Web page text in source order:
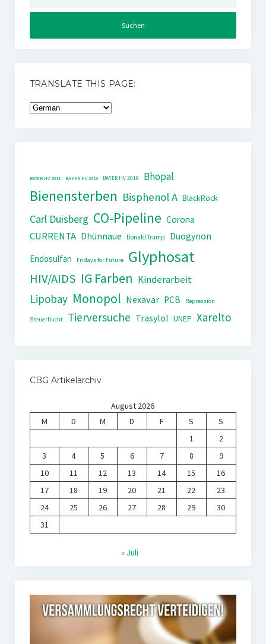
TRANSLATE THIS PAGE:
BAYER HV 2011 BAYER HV 2018 BAYER HV 2019 Bhopal
Bienensterben Bisphenol A BlackRock
Carl Duisberg CO-Pipeline Corona
CURRENTA Dhünnaue Donald Trump
Duogynon
Endosulfan
Fridays for Future Glyphosat
HIV/AIDS IG Farben Kinderarbeit
Lipobay Monopol Nexavar PCB Repression
Steuerflucht Tierversuche Trasylol UNEP Xarelto
CBG Artikelarchiv
August 2026
M
D M D F S
S
1
2
3
4 5 6 7 8
9
10
11 12 13 14 15
16
17
18 19 20 21 22
23
24
25 26 27 28 29
30
31
« Juli